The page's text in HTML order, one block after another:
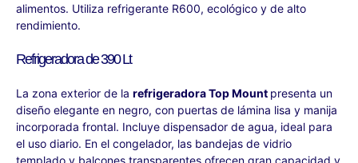
alimentos. Utiliza refrigerante R600, ecológico y de alto
rendimiento.
Refrigeradora de 390 Lt
La zona exterior de la refrigeradora Top Mount presenta un
diseño elegante en negro, con puertas de lámina lisa y manija
incorporada frontal. Incluye dispensador de agua, ideal para
el uso diario. En el congelador, las bandejas de vidrio